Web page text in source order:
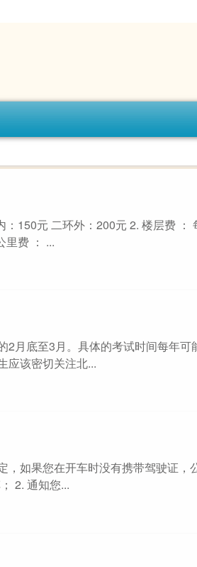
150元 二环外：200元 2. 楼层费 ：
里费 ： ...
月底至3月。具体的考试时间每年可
应该密切关注北...
如果您在开车时没有携带驾驶证，
2. 通知您...